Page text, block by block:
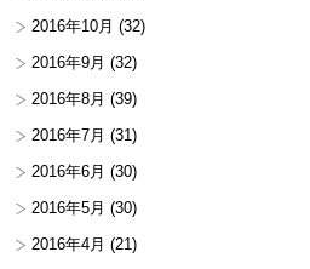
2016年10月 (32)
2016年9月 (32)
2016年8月 (39)
2016年7月 (31)
2016年6月 (30)
2016年5月 (30)
2016年4月 (21)